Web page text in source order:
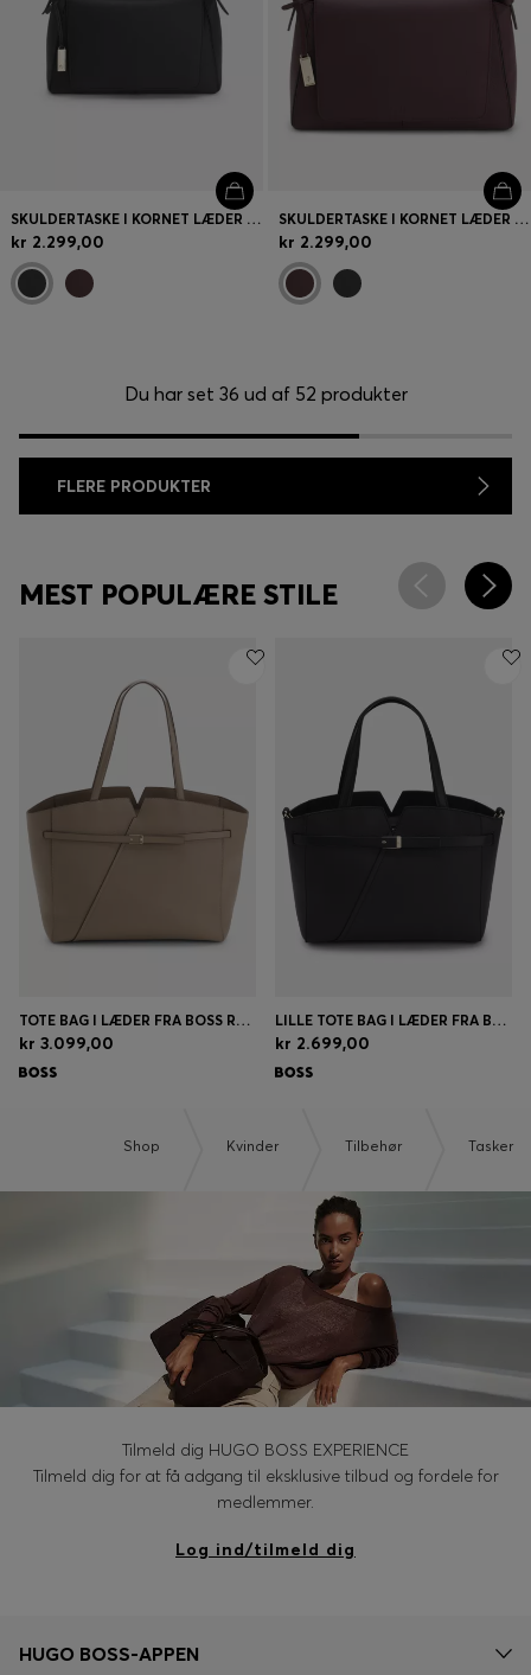
SKULDERTASKE I KORNET LÆDER MED LOGOPLADE
kr 2.299,00
SKULDERTASKE I KORNET LÆDER MED LOGOPLADE
kr 2.299,00
Du har set 36 ud af 52 produkter
FLERE PRODUKTER
MEST POPULÆRE STILE
TOTE BAG I LÆDER FRA BOSS REVERS MED BÆLTEDETALJE
kr 3.099,00
LILLE TOTE BAG I LÆDER FRA BOSS REVERS MED BÆLTEDETALJE
kr 2.699,00
Shop Kvinder Tilbehør Tasker
Tilmeld dig HUGO BOSS EXPERIENCE
Tilmeld dig for at få adgang til eksklusive tilbud og fordele for
medlemmer.
Log ind/tilmeld dig
HUGO BOSS-APPEN